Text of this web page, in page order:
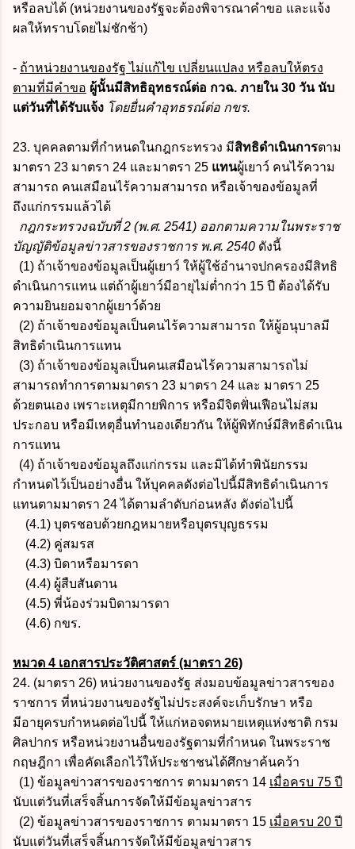
หรือลบได้ (หน่วยงานของรัฐจะต้องพิจารณาคำขอ และแจ้ง
ผลให้ทราบโดยไม่ชักช้า)
- ถ้าหน่วยงานของรัฐ ไม่แก้ไข เปลี่ยนแปลง หรือลบให้ตรง
ตามที่มีคำขอ ผู้นั้นมีสิทธิอุทธรณ์ต่อ กวฉ. ภายใน 30 วัน นับ
แต่วันที่ได้รับแจ้ง โดยยื่นคำอุทธรณ์ต่อ กขร.
23. บุคคลตามที่กำหนดในกฎกระทรวง มีสิทธิดำเนินการตาม
มาตรา 23 มาตรา 24 และมาตรา 25 แทนผู้เยาว์ คนไร้ความ
สามารถ คนเสมือนไร้ความสามารถ หรือเจ้าของข้อมูลที่
ถึงแก่กรรมแล้วได้
กฎกระทรวงฉบับที่ 2 (พ.ศ. 2541) ออกตามความในพระราช
บัญญัติข้อมูลข่าวสารของราชการ พ.ศ. 2540 ดังนี้
(1) ถ้าเจ้าของข้อมูลเป็นผู้เยาว์ ให้ผู้ใช้อำนาจปกครองมีสิทธิ
ดำเนินการแทน แต่ถ้าผู้เยาว์มีอายุไม่ต่ำกว่า 15 ปี ต้องได้รับ
ความยินยอมจากผู้เยาว์ด้วย
(2) ถ้าเจ้าของข้อมูลเป็นคนไร้ความสามารถ ให้ผู้อนุบาลมี
สิทธิดำเนินการแทน
(3) ถ้าเจ้าของข้อมูลเป็นคนเสมือนไร้ความสามารถไม่
สามารถทำการตามมาตรา 23 มาตรา 24 และ มาตรา 25
ด้วยตนเอง เพราะเหตุมีกายพิการ หรือมีจิตฟั่นเฟือนไม่สม
ประกอบ หรือมีเหตุอื่นทำนองเดียวกัน ให้ผู้พิทักษ์มีสิทธิดำเนิน
การแทน
(4) ถ้าเจ้าของข้อมูลถึงแก่กรรม และมิได้ทำพินัยกรรม
กำหนดไว้เป็นอย่างอื่น ให้บุคคลดังต่อไปนี้มีสิทธิดำเนินการ
แทนตามมาตรา 24 ได้ตามลำดับก่อนหลัง ดังต่อไปนี้
(4.1) บุตรชอบด้วยกฎหมายหรือบุตรบุญธรรม
(4.2) คู่สมรส
(4.3) บิดาหรือมารดา
(4.4) ผู้สืบสันดาน
(4.5) พี่น้องร่วมบิดามารดา
(4.6) กขร.
หมวด 4 เอกสารประวัติศาสตร์ (มาตรา 26)
24. (มาตรา 26) หน่วยงานของรัฐ ส่งมอบข้อมูลข่าวสารของ
ราชการ ที่หน่วยงานของรัฐไม่ประสงค์จะเก็บรักษา หรือ
มีอายุครบกำหนดต่อไปนี้ ให้แก่หอจดหมายเหตุแห่งชาติ กรม
ศิลปากร หรือหน่วยงานอื่นของรัฐตามที่กำหนด ในพระราช
กฤษฎีกา เพื่อคัดเลือกไว้ให้ประชาชนได้ศึกษาค้นคว้า
(1) ข้อมูลข่าวสารของราชการ ตามมาตรา 14 เมื่อครบ 75 ปี
นับแต่วันที่เสร็จสิ้นการจัดให้มีข้อมูลข่าวสาร
(2) ข้อมูลข่าวสารของราชการ ตามมาตรา 15 เมื่อครบ 20 ปี
นับแต่วันที่เสร็จสิ้นการจัดให้มีข้อมูลข่าวสาร